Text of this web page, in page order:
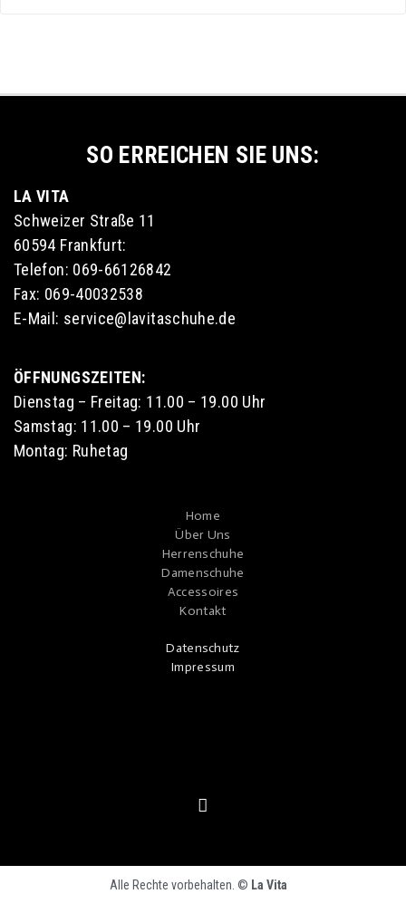
SO ERREICHEN SIE UNS:
LA VITA
Schweizer Straße 11
60594 Frankfurt:
Telefon: 069-66126842
Fax: 069-40032538
E-Mail: service@lavitaschuhe.de
ÖFFNUNGSZEITEN:
Dienstag – Freitag: 11.00 – 19.00 Uhr
Samstag: 11.00 – 19.00 Uhr
Montag: Ruhetag
Home
Über Uns
Herrenschuhe
Damenschuhe
Accessoires
Kontakt
Datenschutz
Impressum
Alle Rechte vorbehalten. © La Vita